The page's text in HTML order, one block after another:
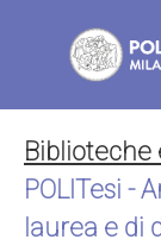
Biblioteche
POLITesi -
laurea e di